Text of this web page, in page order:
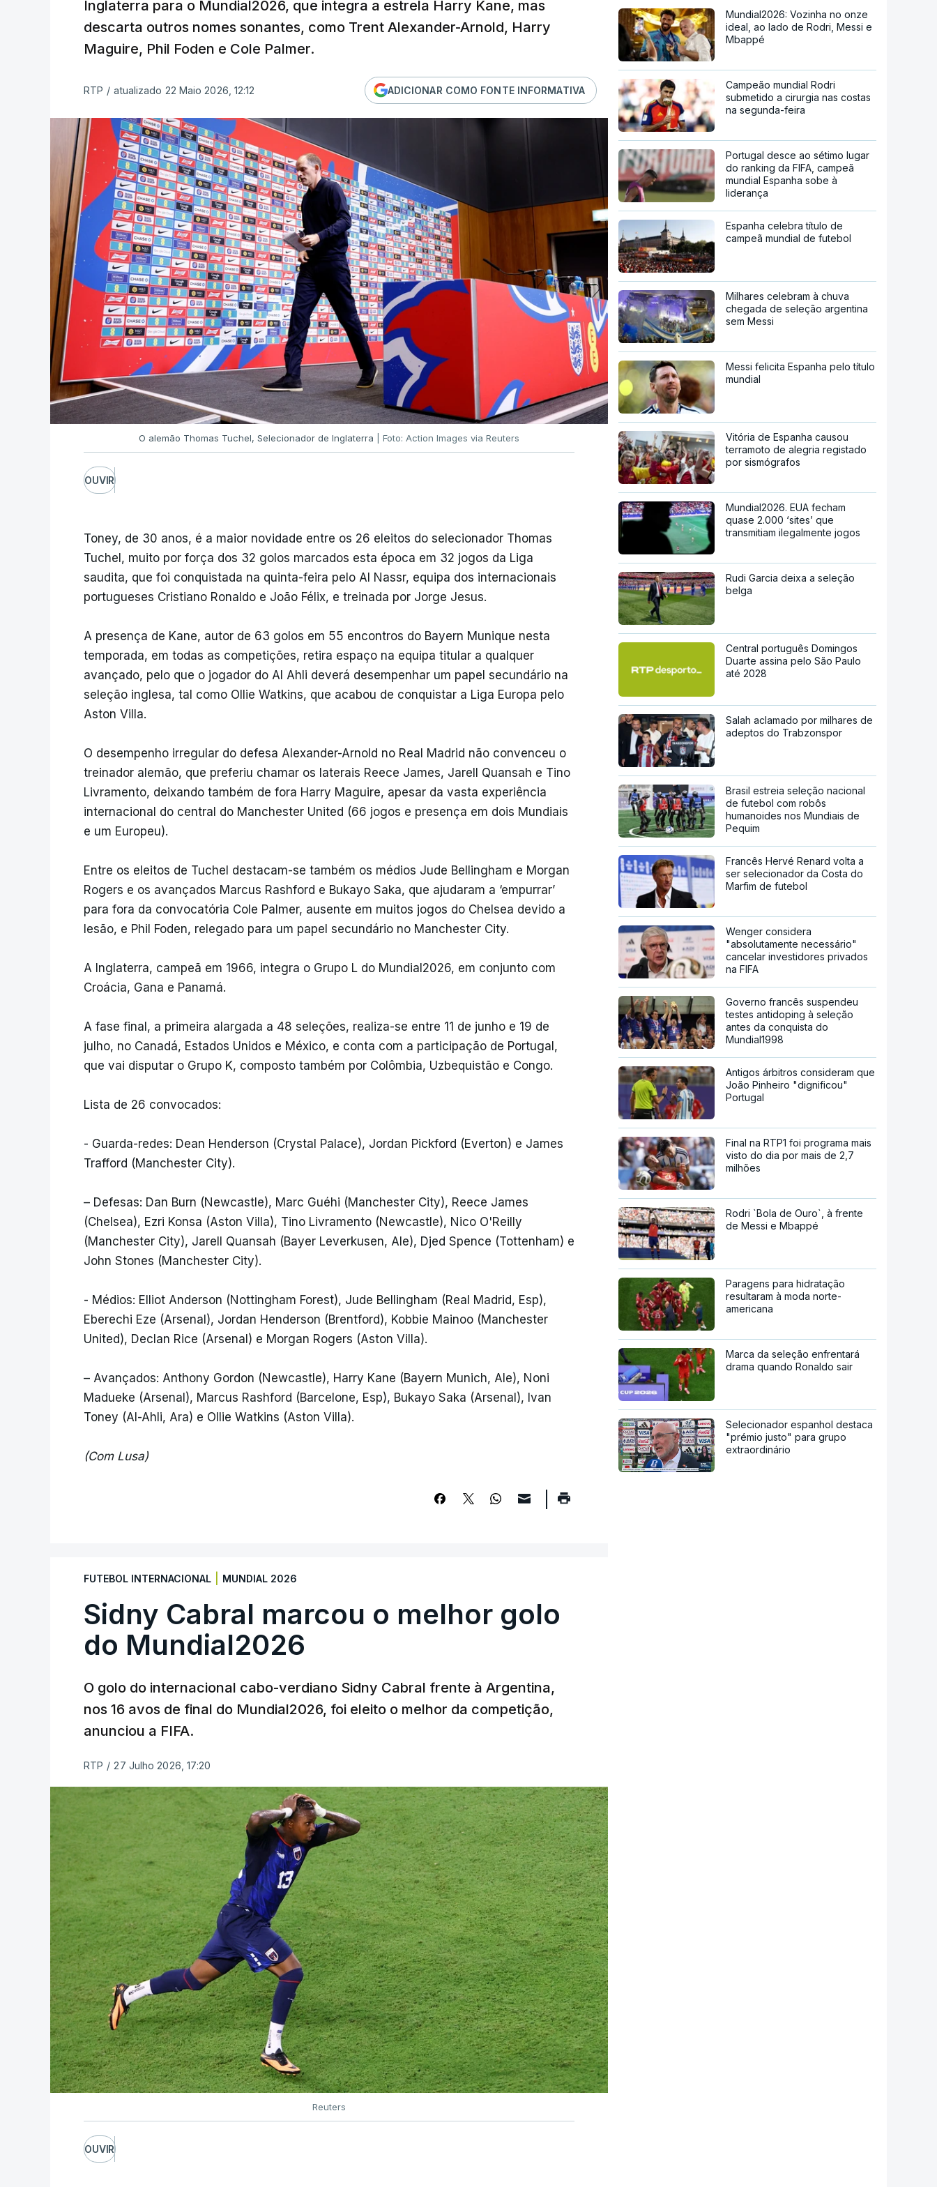
Inglaterra para o Mundial2026, que integra a estrela Harry Kane, mas
descarta outros nomes sonantes, como Trent Alexander-Arnold, Harry
Maguire, Phil Foden e Cole Palmer.
RTP / atualizado 22 Maio 2026, 12:12 ADICIONAR COMO FONTE INFORMATIVA
O alemão Thomas Tuchel, Selecionador de Inglaterra | Foto: Action Images via Reuters
OUVIR
Toney, de 30 anos, é a maior novidade entre os 26 eleitos do selecionador Thomas
Tuchel, muito por força dos 32 golos marcados esta época em 32 jogos da Liga
saudita, que foi conquistada na quinta-feira pelo Al Nassr, equipa dos internacionais
portugueses Cristiano Ronaldo e João Félix, e treinada por Jorge Jesus.
A presença de Kane, autor de 63 golos em 55 encontros do Bayern Munique nesta
temporada, em todas as competições, retira espaço na equipa titular a qualquer
avançado, pelo que o jogador do Al Ahli deverá desempenhar um papel secundário na
seleção inglesa, tal como Ollie Watkins, que acabou de conquistar a Liga Europa pelo
Aston Villa.
O desempenho irregular do defesa Alexander-Arnold no Real Madrid não convenceu o
treinador alemão, que preferiu chamar os laterais Reece James, Jarell Quansah e Tino
Livramento, deixando também de fora Harry Maguire, apesar da vasta experiência
internacional do central do Manchester United (66 jogos e presença em dois Mundiais
e um Europeu).
Entre os eleitos de Tuchel destacam-se também os médios Jude Bellingham e Morgan
Rogers e os avançados Marcus Rashford e Bukayo Saka, que ajudaram a ‘empurrar’
para fora da convocatória Cole Palmer, ausente em muitos jogos do Chelsea devido a
lesão, e Phil Foden, relegado para um papel secundário no Manchester City.
A Inglaterra, campeã em 1966, integra o Grupo L do Mundial2026, em conjunto com
Croácia, Gana e Panamá.
A fase final, a primeira alargada a 48 seleções, realiza-se entre 11 de junho e 19 de
julho, no Canadá, Estados Unidos e México, e conta com a participação de Portugal,
que vai disputar o Grupo K, composto também por Colômbia, Uzbequistão e Congo.
Lista de 26 convocados:
- Guarda-redes: Dean Henderson (Crystal Palace), Jordan Pickford (Everton) e James
Trafford (Manchester City).
– Defesas: Dan Burn (Newcastle), Marc Guéhi (Manchester City), Reece James
(Chelsea), Ezri Konsa (Aston Villa), Tino Livramento (Newcastle), Nico O'Reilly
(Manchester City), Jarell Quansah (Bayer Leverkusen, Ale), Djed Spence (Tottenham) e
John Stones (Manchester City).
- Médios: Elliot Anderson (Nottingham Forest), Jude Bellingham (Real Madrid, Esp),
Eberechi Eze (Arsenal), Jordan Henderson (Brentford), Kobbie Mainoo (Manchester
United), Declan Rice (Arsenal) e Morgan Rogers (Aston Villa).
– Avançados: Anthony Gordon (Newcastle), Harry Kane (Bayern Munich, Ale), Noni
Madueke (Arsenal), Marcus Rashford (Barcelone, Esp), Bukayo Saka (Arsenal), Ivan
Toney (Al-Ahli, Ara) e Ollie Watkins (Aston Villa).
(Com Lusa)
FUTEBOL INTERNACIONAL MUNDIAL 2026
Sidny Cabral marcou o melhor golo
do Mundial2026
O golo do internacional cabo-verdiano Sidny Cabral frente à Argentina,
nos 16 avos de final do Mundial2026, foi eleito o melhor da competição,
anunciou a FIFA.
RTP / 27 Julho 2026, 17:20
Reuters
OUVIR
Mundial2026: Vozinha no onze
ideal, ao lado de Rodri, Messi e
Mbappé
Campeão mundial Rodri
submetido a cirurgia nas costas
na segunda-feira
Portugal desce ao sétimo lugar
do ranking da FIFA, campeã
mundial Espanha sobe à
liderança
Espanha celebra título de
campeã mundial de futebol
Milhares celebram à chuva
chegada de seleção argentina
sem Messi
Messi felicita Espanha pelo título
mundial
Vitória de Espanha causou
terramoto de alegria registado
por sismógrafos
Mundial2026. EUA fecham
quase 2.000 ‘sites’ que
transmitiam ilegalmente jogos
Rudi Garcia deixa a seleção
belga
Central português Domingos
Duarte assina pelo São Paulo
até 2028
Salah aclamado por milhares de
adeptos do Trabzonspor
Brasil estreia seleção nacional
de futebol com robôs
humanoides nos Mundiais de
Pequim
Francês Hervé Renard volta a
ser selecionador da Costa do
Marfim de futebol
Wenger considera
"absolutamente necessário"
cancelar investidores privados
na FIFA
Governo francês suspendeu
testes antidoping à seleção
antes da conquista do
Mundial1998
Antigos árbitros consideram que
João Pinheiro "dignificou"
Portugal
Final na RTP1 foi programa mais
visto do dia por mais de 2,7
milhões
Rodri `Bola de Ouro`, à frente
de Messi e Mbappé
Paragens para hidratação
resultaram à moda norte-
americana
Marca da seleção enfrentará
drama quando Ronaldo sair
Selecionador espanhol destaca
"prémio justo" para grupo
extraordinário